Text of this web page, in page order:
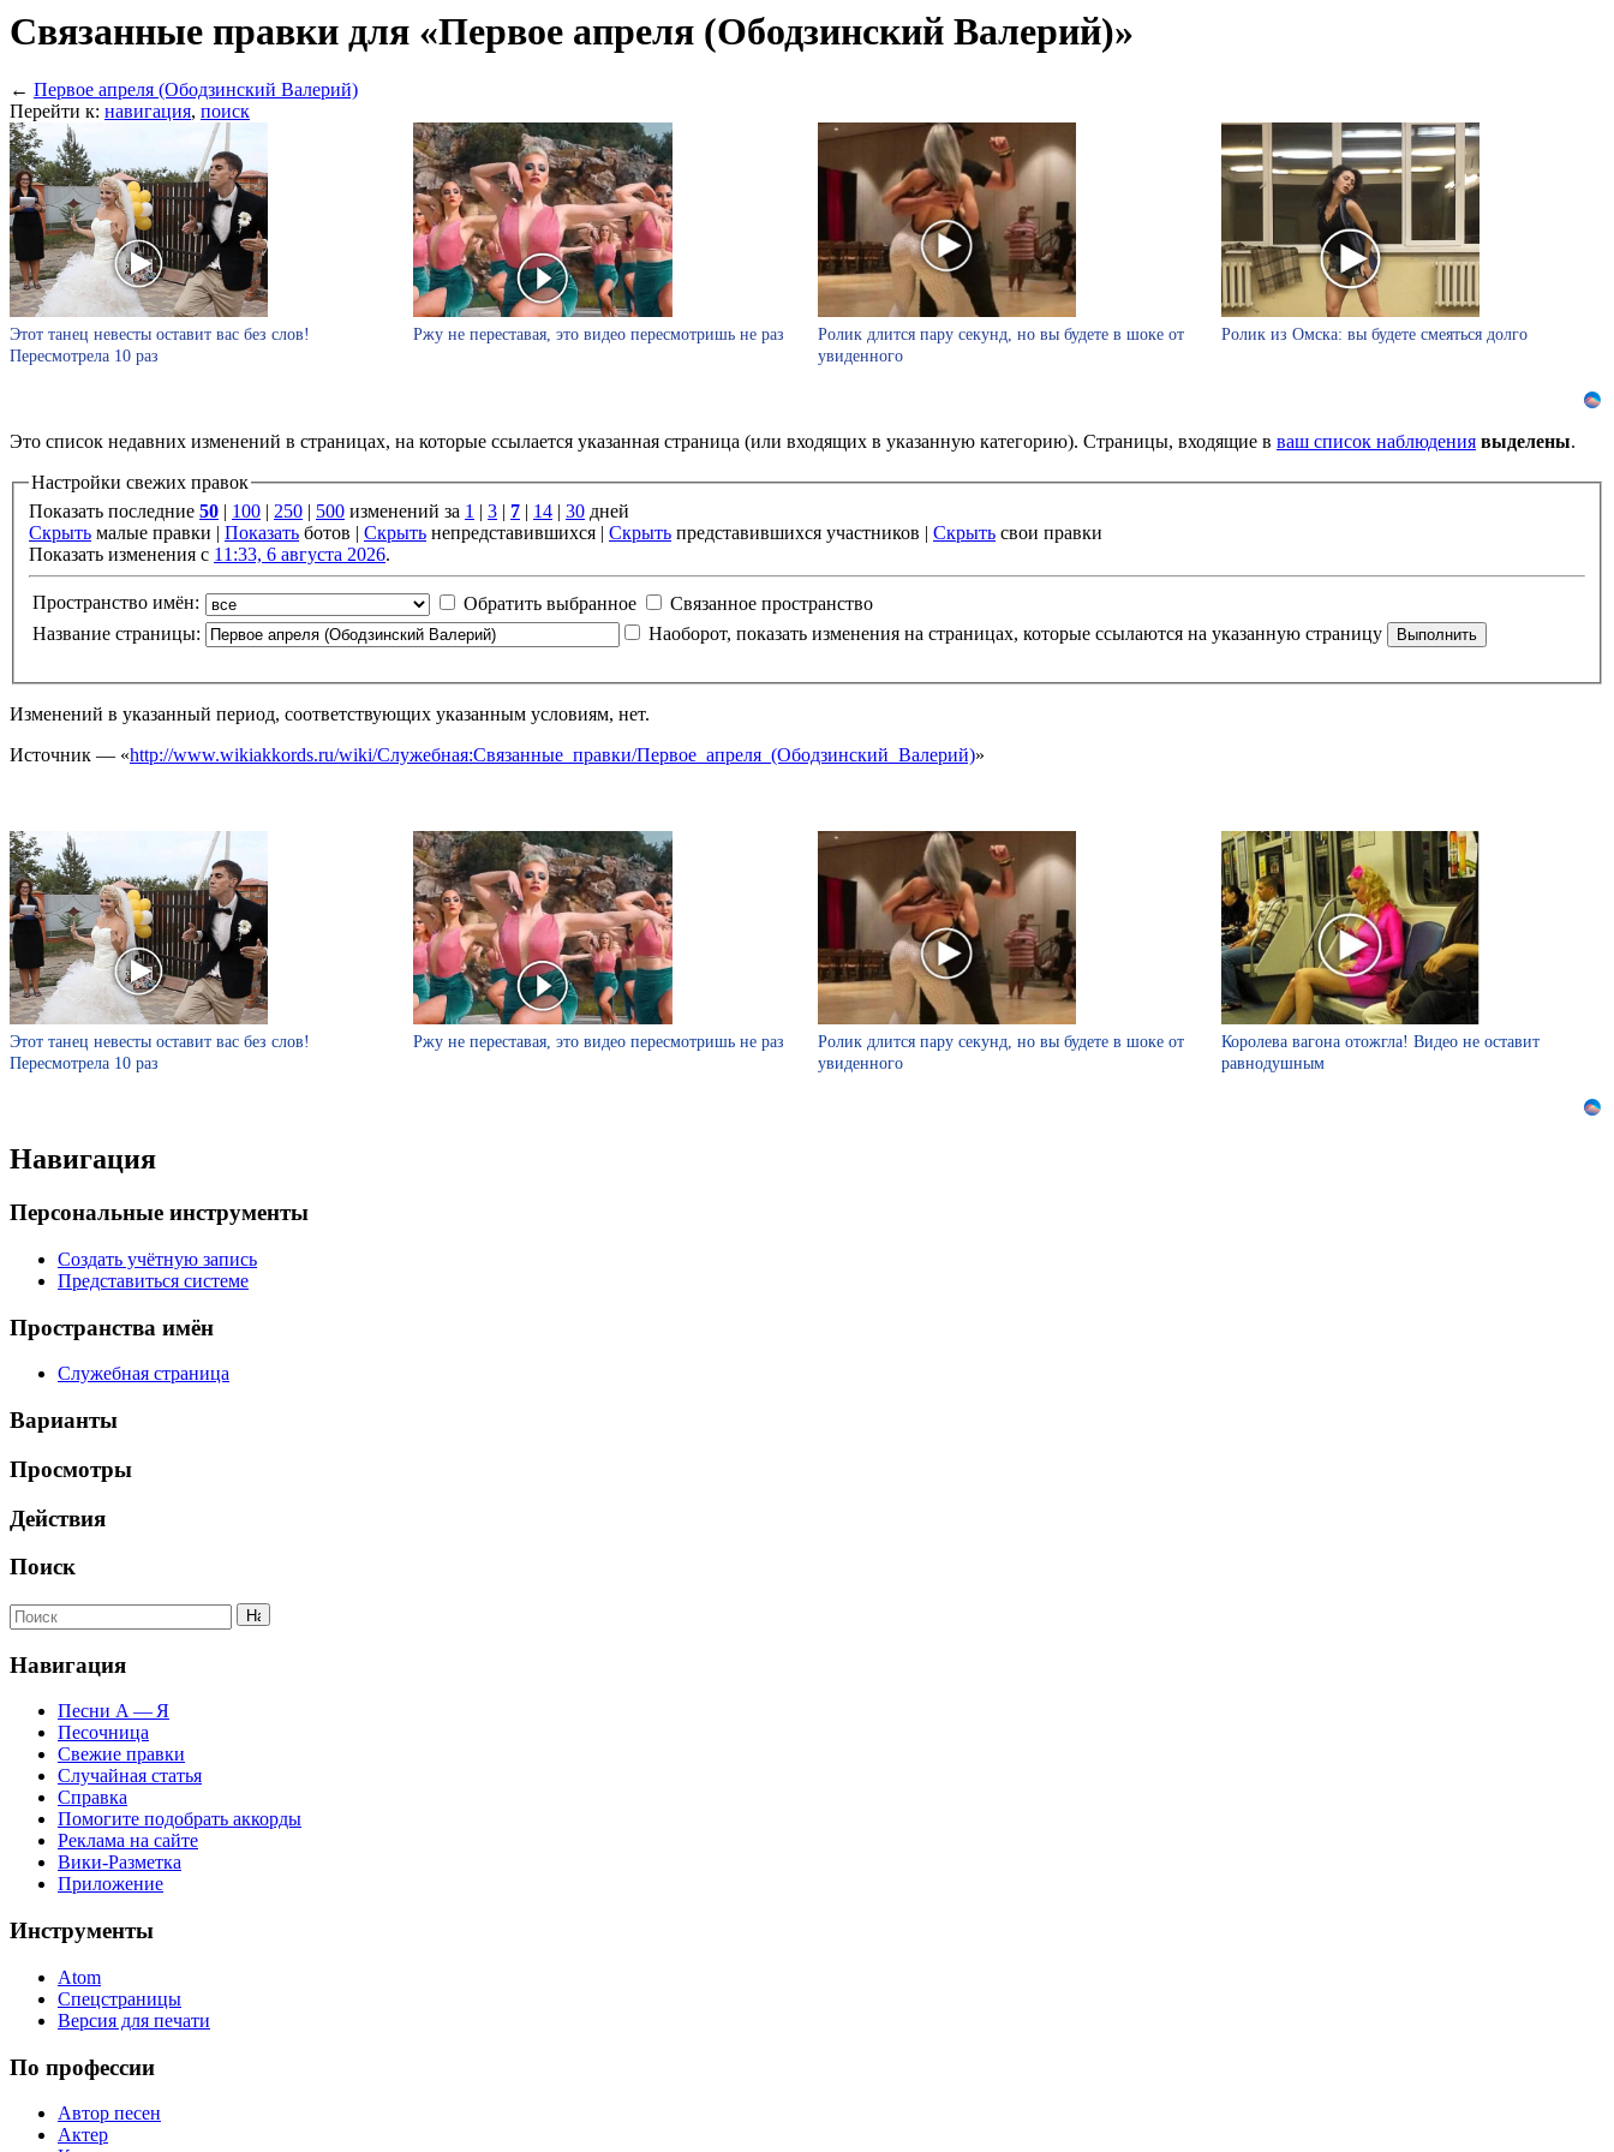
Связанные правки для «Первое апреля (Ободзинский Валерий)»
← Первое апреля (Ободзинский Валерий)
Перейти к: навигация, поиск
Этот танец невесты оставит вас без слов!
Пересмотрела 10 раз
Ржу не переставая, это видео пересмотришь не раз
Ролик длится пару секунд, но вы будете в шоке от
увиденного
Ролик из Омска: вы будете смеяться долго
Это список недавних изменений в страницах, на которые ссылается указанная страница (или входящих в указанную категорию). Страницы, входящие в ваш список наблюдения выделены.
Настройки свежих правок
Показать последние 50 | 100 | 250 | 500 изменений за 1 | 3 | 7 | 14 | 30 дней
Скрыть малые правки | Показать ботов | Скрыть непредставившихся | Скрыть представившихся участников | Скрыть свои правки
Показать изменения с 11:33, 6 августа 2026.
Пространство имён: Обратить выбранное
Связанное пространство
Название страницы:
Наоборот, показать изменения на страницах, которые ссылаются на указанную страницу
Изменений в указанный период, соответствующих указанным условиям, нет.
Источник — «http://www.wikiakkords.ru/wiki/Служебная:Связанные_правки/Первое_апреля_(Ободзинский_Валерий)»
Этот танец невесты оставит вас без слов!
Пересмотрела 10 раз
Ржу не переставая, это видео пересмотришь не раз
Ролик длится пару секунд, но вы будете в шоке от
увиденного
Королева вагона отожгла! Видео не оставит
равнодушным
Навигация
Персональные инструменты
Создать учётную запись
Представиться системе
Пространства имён
Служебная страница
Варианты
Просмотры
Действия
Поиск
Навигация
Песни А — Я
Песочница
Свежие правки
Случайная статья
Справка
Помогите подобрать аккорды
Реклама на сайте
Вики-Разметка
Приложение
Инструменты
Atom
Спецстраницы
Версия для печати
По профессии
Автор песен
Актер